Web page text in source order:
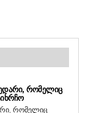
ᲠᲝᲛᲔᲚᲘᲪ
რომელიც